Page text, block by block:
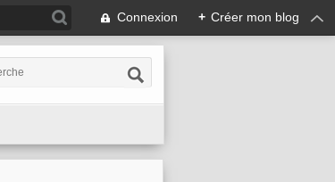
Connexion + Créer mon blog